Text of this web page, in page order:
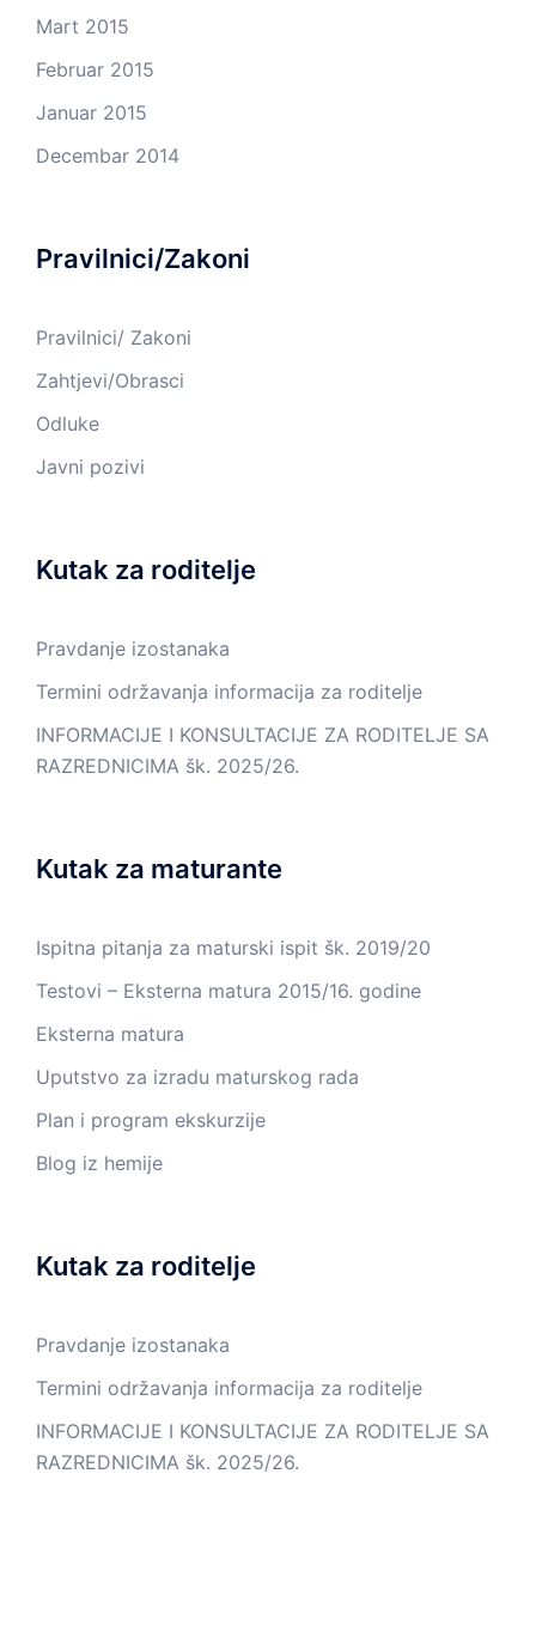
Mart 2015
Februar 2015
Januar 2015
Decembar 2014
Pravilnici/Zakoni
Pravilnici/ Zakoni
Zahtjevi/Obrasci
Odluke
Javni pozivi
Kutak za roditelje
Pravdanje izostanaka
Termini održavanja informacija za roditelje
INFORMACIJE I KONSULTACIJE ZA RODITELJE SA
RAZREDNICIMA šk. 2025/26.
Kutak za maturante
Ispitna pitanja za maturski ispit šk. 2019/20
Testovi – Eksterna matura 2015/16. godine
Eksterna matura
Uputstvo za izradu maturskog rada
Plan i program ekskurzije
Blog iz hemije
Kutak za roditelje
Pravdanje izostanaka
Termini održavanja informacija za roditelje
INFORMACIJE I KONSULTACIJE ZA RODITELJE SA
RAZREDNICIMA šk. 2025/26.